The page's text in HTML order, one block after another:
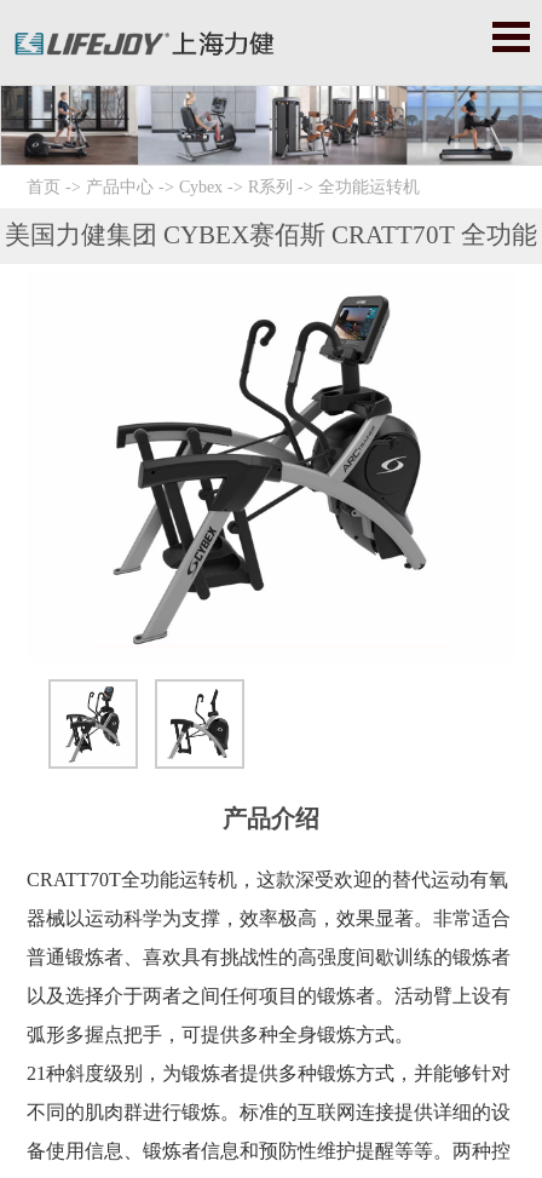
美国星驰|startrac|星驰跑步机|星驰健身器|星驰健身器材|赛佰斯|
赛百斯|赛百斯健身器材|Cybex|赛佰斯跑步机|赛佰斯器械|赛佰斯
首页 -> 产品中心->Cybex -> R系列 ->全功能运转机
美国力健集团 CYBEX赛佰斯 CRATT70T 全功能
产品介绍
CRATT70T全功能运转机，这款深受欢迎的替代运动有氧
器械以运动科学为支撑，效率极高，效果显著。非常适合
普通锻炼者、喜欢具有挑战性的高强度间歇训练的锻炼者
以及选择介于两者之间任何项目的锻炼者。活动臂上设有
弧形多握点把手，可提供多种全身锻炼方式。
21种斜度级别，为锻炼者提供多种锻炼方式，并能够针对
不同的肌肉群进行锻炼。标准的互联网连接提供详细的设
备使用信息、锻炼者信息和预防性维护提醒等等。两种控